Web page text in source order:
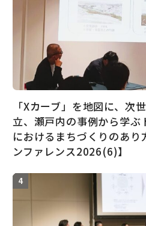
「Xカーブ」を地図に、次
立、瀬戸内の事例から学ぶ
におけるまちづくりのあ
ンファレンス2026(6)】